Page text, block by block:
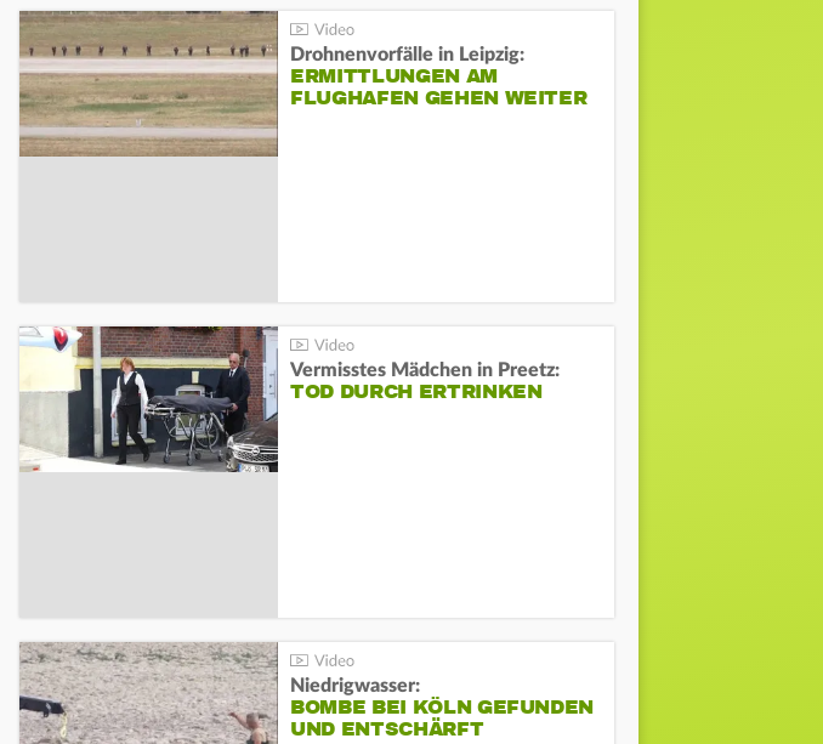
Drohnenvorfälle in Leipzig:
ERMITTLUNGEN AM
FLUGHAFEN GEHEN WEITER
Vermisstes Mädchen in Preetz:
TOD DURCH ERTRINKEN
Niedrigwasser:
BOMBE BEI KÖLN GEFUNDEN
UND ENTSCHÄRFT